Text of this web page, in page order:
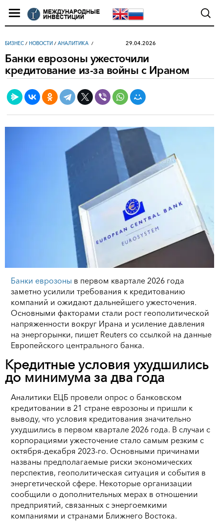
БИЗНЕС / НОВОСТИ / АНАЛИТИКА 29.04.2026
Банки еврозоны ужесточили
кредитование из-за войны с Ираном
Банки еврозоны в первом квартале 2026 года
заметно усилили требования к кредитованию
компаний и ожидают дальнейшего ужесточения.
Основными факторами стали рост геополитической
напряженности вокруг Ирана и усиление давления
на энергорынки, пишет Reuters со ссылкой на данные
Европейского центрального банка.
Кредитные условия ухудшились
до минимума за два года
Аналитики ЕЦБ провели опрос о банковском
кредитовании в 21 стране еврозоны и пришли к
выводу, что условия кредитования значительно
ухудшились в первом квартале 2026 года. В случаи с
корпорациями ужесточение стало самым резким с
октября-декабря 2023-го. Основными причинами
названы предполагаемые риски экономических
перспектив, геополитическая ситуация и события в
энергетической сфере. Некоторые организации
сообщили о дополнительных мерах в отношении
предприятий, связанных с энергоемкими
компаниями и странами Ближнего Востока.